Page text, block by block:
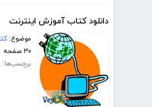
دانلود کتاب آموزش اینترنت
موضوع:
۳۰ صفحه
برچسب‌ها: